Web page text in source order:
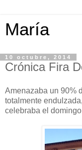
María
10 octubre, 2014
Crónica Fira
Amenazaba un 90%
totalmente
celebraba el